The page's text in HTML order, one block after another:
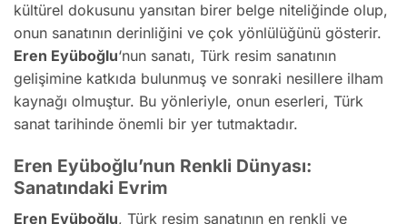
kültürel dokusunu yansıtan birer belge niteliğinde olup,
onun sanatının derinliğini ve çok yönlülüğünü gösterir.
Eren Eyüboğlu‘nun sanatı, Türk resim sanatının
gelişimine katkıda bulunmuş ve sonraki nesillere ilham
kaynağı olmuştur. Bu yönleriyle, onun eserleri, Türk
sanat tarihinde önemli bir yer tutmaktadır.
Eren Eyüboğlu’nun Renkli Dünyası:
Sanatındaki Evrim
Eren Eyüboğlu, Türk resim sanatının en renkli ve